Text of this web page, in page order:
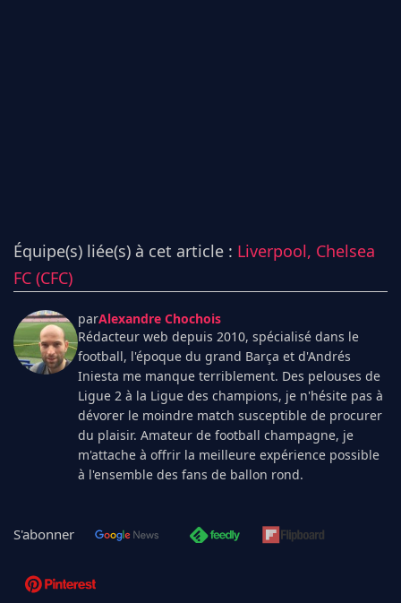
Équipe(s) liée(s) à cet article : Liverpool, Chelsea
FC (CFC)
parAlexandre Chochois
Rédacteur web depuis 2010, spécialisé dans le
football, l'époque du grand Barça et d'Andrés
Iniesta me manque terriblement. Des pelouses de
Ligue 2 à la Ligue des champions, je n'hésite pas à
dévorer le moindre match susceptible de procurer
du plaisir. Amateur de football champagne, je
m'attache à offrir la meilleure expérience possible
à l'ensemble des fans de ballon rond.
S'abonner